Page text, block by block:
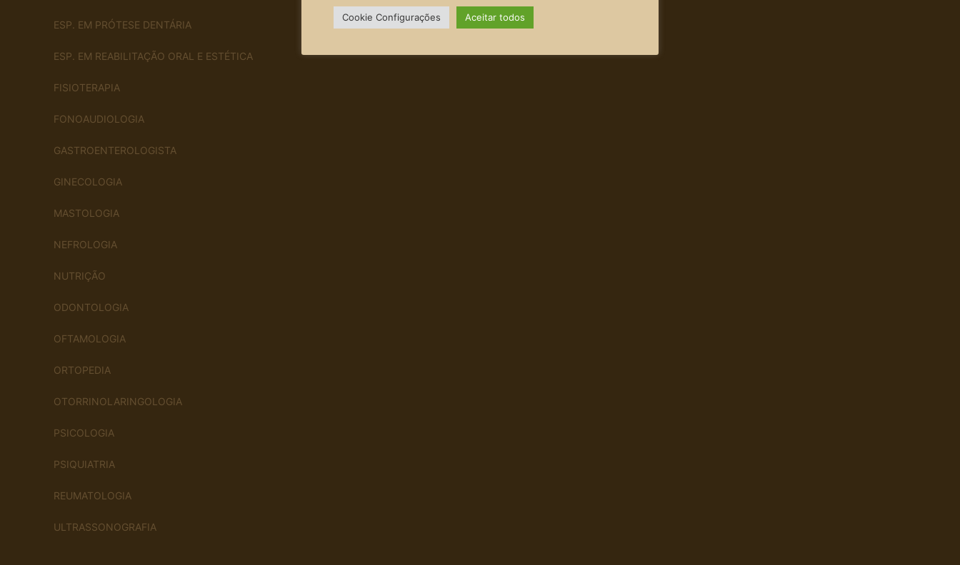
ESP. EM PRÓTESE DENTÁRIA
ESP. EM REABILITAÇÃO ORAL E ESTÉTICA
FISIOTERAPIA
FONOAUDIOLOGIA
GASTROENTEROLOGISTA
GINECOLOGIA
MASTOLOGIA
NEFROLOGIA
NUTRIÇÃO
ODONTOLOGIA
OFTAMOLOGIA
ORTOPEDIA
OTORRINOLARINGOLOGIA
PSICOLOGIA
PSIQUIATRIA
REUMATOLOGIA
ULTRASSONOGRAFIA
Cookie Configurações Aceitar todos